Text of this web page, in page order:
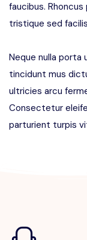
faucibus.
tristique sed
Neque nulla porta
tincidunt mus
ultricies arcu
Consectetur
parturient turpis